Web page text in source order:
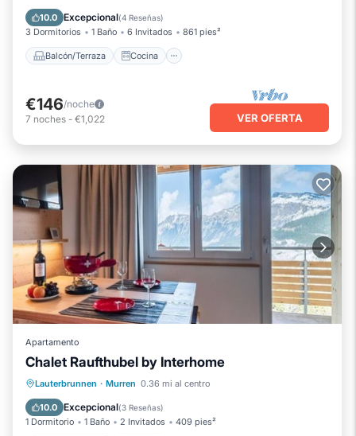
10.0 Excepcional(4 Reseñas)
3 Dormitorios 1 Baño 6 Invitados 861 pies²
Balcón/Terraza Cocina
Apto para niños
€146/noche
7 noches - €1,022 VER OFERTA
Apartamento
Chalet Raufthubel by Interhome
Lauterbrunnen · Murren 0.36 mi al centro
10.0 Excepcional(3 Reseñas)
1 Dormitorio 1 Baño 2 Invitados 409 pies²
Balcón/Terraza Cocina
Apto para niños